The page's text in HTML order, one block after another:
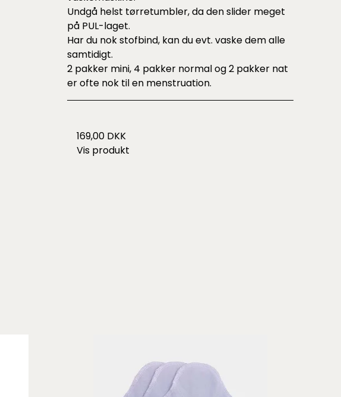
Undgå helst tørretumbler, da den slider meget
på PUL-laget.
Har du nok stofbind, kan du evt. vaske dem alle
samtidigt.
2 pakker mini, 4 pakker normal og 2 pakker nat
er ofte nok til en menstruation.
169,00 DKK
Vis produkt